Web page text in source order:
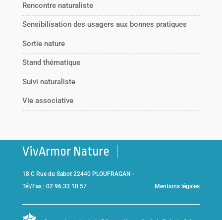
Rencontre naturaliste
Sensibilisation des usagers aux bonnes pratiques
Sortie nature
Stand thématique
Suivi naturaliste
Vie associative
VivArmor Nature
18 C Rue du Sabot 22440 PLOUFRAGAN -
Tél/Fax : 02 96 33 10 57
Mentions légales